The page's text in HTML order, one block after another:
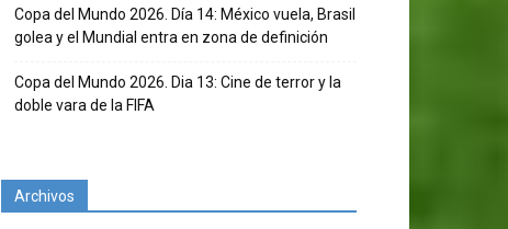
Copa del Mundo 2026. Día 14: México vuela, Brasil
golea y el Mundial entra en zona de definición
Copa del Mundo 2026. Dia 13: Cine de terror y la
doble vara de la FIFA
Archivos